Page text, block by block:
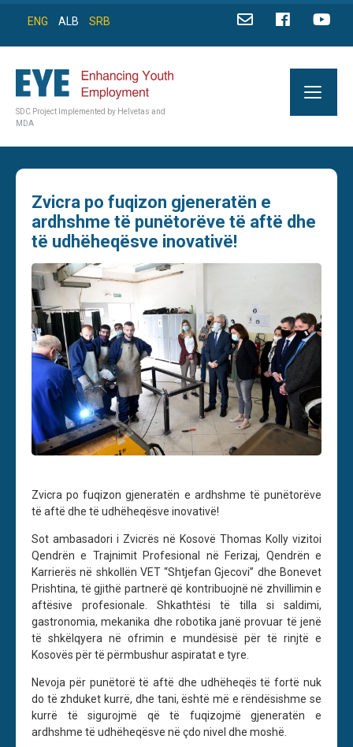
ENG ALB SRB
SDC Project Implemented by Helvetas and
MDA
Zvicra po fuqizon gjeneratën e
ardhshme të punëtorëve të aftë dhe
të udhëheqësve inovativë!
Zvicra po fuqizon gjeneratën e ardhshme të punëtorëve
të aftë dhe të udhëheqësve inovativë!
Sot ambasadori i Zvicrës në Kosovë Thomas Kolly vizitoi
Qendrën e Trajnimit Profesional në Ferizaj, Qendrën e
Karrierës në shkollën VET “Shtjefan Gjecovi” dhe Bonevet
Prishtina, të gjithë partnerë që kontribuojnë në zhvillimin e
aftësive profesionale. Shkathtësi të tilla si saldimi,
gastronomia, mekanika dhe robotika janë provuar të jenë
të shkëlqyera në ofrimin e mundësisë për të rinjtë e
Kosovës për të përmbushur aspiratat e tyre.
Nevoja për punëtorë të aftë dhe udhëheqës të fortë nuk
do të zhduket kurrë, dhe tani, është më e rëndësishme se
kurrë të sigurojmë që të fuqizojmë gjeneratën e
ardhshme të udhëheqësve në çdo nivel dhe moshë.